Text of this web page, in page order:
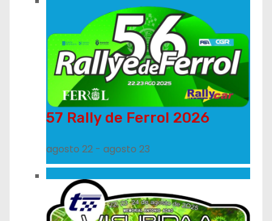
57 Rally de Ferrol 2026
agosto 22 - agosto 23